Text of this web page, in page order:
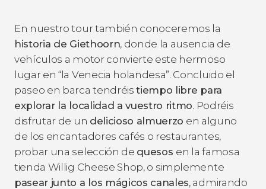
En nuestro tour también conoceremos la
historia de Giethoorn, donde la ausencia de
vehículos a motor convierte este hermoso
lugar en “la Venecia holandesa”. Concluido el
paseo en barca tendréistiempo libre para
explorar la localidad a vuestro ritmo. Podréis
disfrutar de un delicioso almuerzo en alguno
de los encantadores cafés o restaurantes,
probar una selección de quesos en la famosa
tienda Willig Cheese Shop, o simplemente
pasear junto a los mágicos canales, admirando